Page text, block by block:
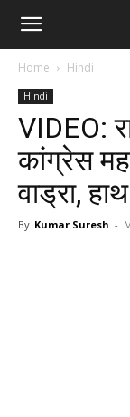
Janta
Reporter
Home Hindi
Hindi
VIDEO:
कांग्रेस
वाड्रा,
By Kumar Suresh -